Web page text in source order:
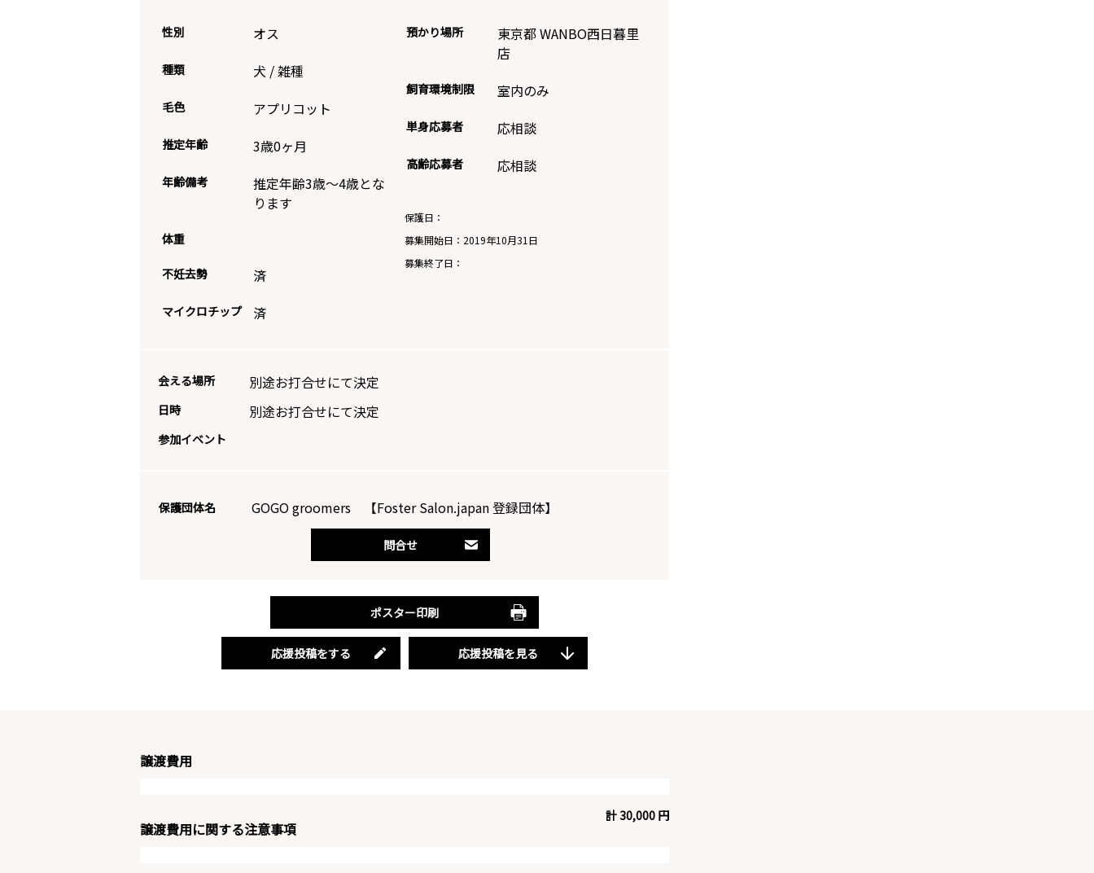
性別 オス
種類 犬 /雑種
毛色 アプリコット
推定年齢 3歳0ヶ月
年齢備考
推定年齢3歳～4歳とな
ります
体重
不妊去勢 済
マイクロチップ 済
預かり場所
東京都 WANBO西日暮里
店
飼育環境制限 室内のみ
単身応募者 応相談
高齢応募者 応相談
保護日：
募集開始日： 2019年10月31日
募集終了日：
会える場所 別途お打合せにて決定
日時 別途お打合せにて決定
参加イベント
保護団体名 GOGO groomers 【Foster Salon.japan 登録団体】
問合せ
ポスター印刷
応援投稿をする 応援投稿を見る
譲渡費用
計 30,000 円
譲渡費用に関する注意事項